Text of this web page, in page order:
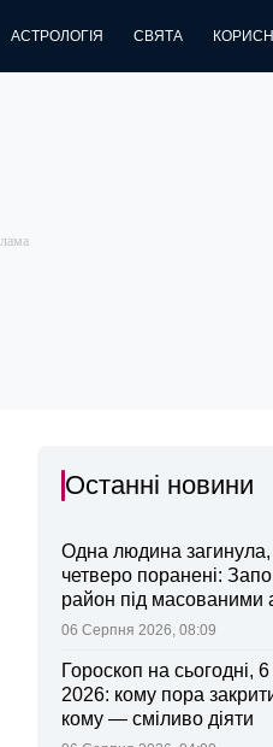
АСТРОЛОГІЯ СВЯТА
Останні новини
Одна людина
четверо поранені:
район під масованими
06 Серпня 2026, 08:09
Гороскоп на сьогодні,
2026: кому пора
кому — сміливо діяти